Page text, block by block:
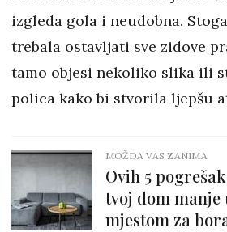
izgleda gola i neudobna.
trebala ostavljati sve zidove
tamo objesi nekoliko slika ili
polica kako bi stvorila ljepšu
MOŽDA VAS ZANIMA
Ovih 5
tvoj dom manje
mjestom za